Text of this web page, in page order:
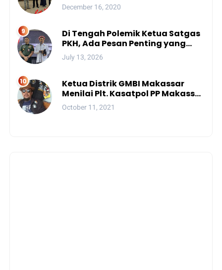
December 16, 2020
Di Tengah Polemik Ketua Satgas
PKH, Ada Pesan Penting yang
Ditegaskan ke Publik
July 13, 2026
Ketua Distrik GMBI Makassar
Menilai Plt. Kasatpol PP Makassar
Melanggar Kode Etik ASN
October 11, 2021